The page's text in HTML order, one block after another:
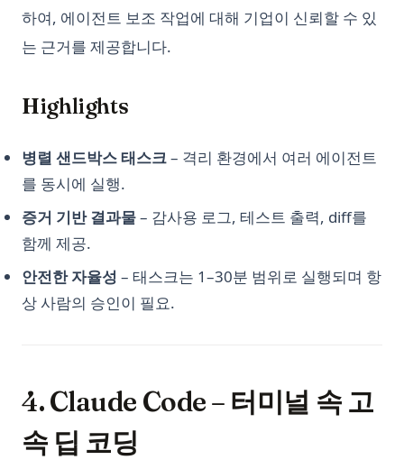
Python 초보자를 위한 곱셈 방법
Python 타입 힌트: 타입 어노테이션 실전 가이드
Python 평면화 리스트: 이 팁으로 코드를 간편하게 만드세요
Quality
Python3 린터: 코드 품질 향상을 위한 궁극적인 가이드
Python에서 For Loop Counter 사용하기: 상세 설명
Python에서 SyntaxError Invalid Syntax를 해결하는 방법 - 작
Python의 pycache 완벽 이해: 알아야 할 모든 것
SVM in Python, What It Is and How to Use It
Scikit-Learn: 머신러닝에서 필수적인 라이브러리
하여, 에이전트 보조 작업에 대해 기업이 신뢰할 수 있
는 근거를 제공합니다.
Highlights
병렬 샌드박스 태스크– 격리 환경에서 여러 에이전트
를 동시에 실행.
증거 기반 결과물– 감사용 로그, 테스트 출력, diff를
함께 제공.
안전한 자율성 – 태스크는 1–30분 범위로 실행되며 항
상 사람의 승인이 필요.
4. Claude Code – 터미널 속 고
속 딥 코딩